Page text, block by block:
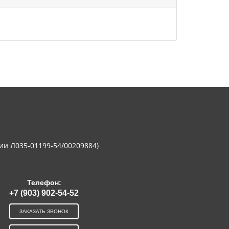
Л035-01199-54/00209884)
Телефон:
+7 (903) 902-54-52
ЗАКАЗАТЬ ЗВОНОК